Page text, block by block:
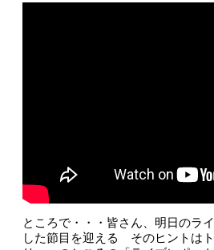
ところで・・・皆さん、明日のラ
した節目を迎える そのヒントは